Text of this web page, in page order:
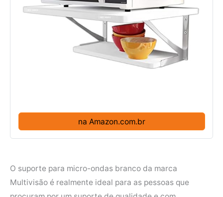
na Amazon.com.br
O suporte para micro-ondas branco da marca
Multivisão é realmente ideal para as pessoas que